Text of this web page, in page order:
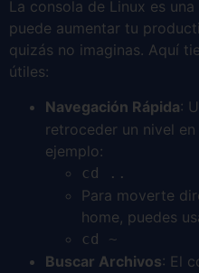
La consola de Linux es
puede aumentar tu
quizás no imaginas. Aquí
útiles:
Navegación Rápida:
retroceder un nivel
ejemplo:
cd ..
Para moverte
home, puedes
cd ~
Buscar Archivos: El